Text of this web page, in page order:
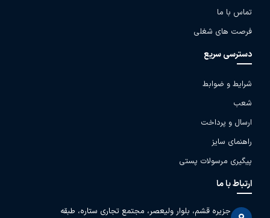
تماس با ما
فرصت های شغلی
دسترسی سریع
شرایط و ضوابط
شعب
ارسال و پرداخت
راهنمای سایز
پیگیری مرسولات پستی
ارتباط با ما
جزیره قشم، بلوار ولیعصر، مجتمع تجاری ستاره، طبقه